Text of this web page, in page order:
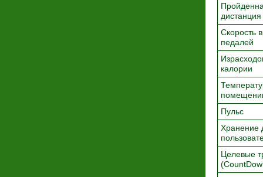
дистанция
Скорость
педалей
калории
Пульс
Хранение
Целевые